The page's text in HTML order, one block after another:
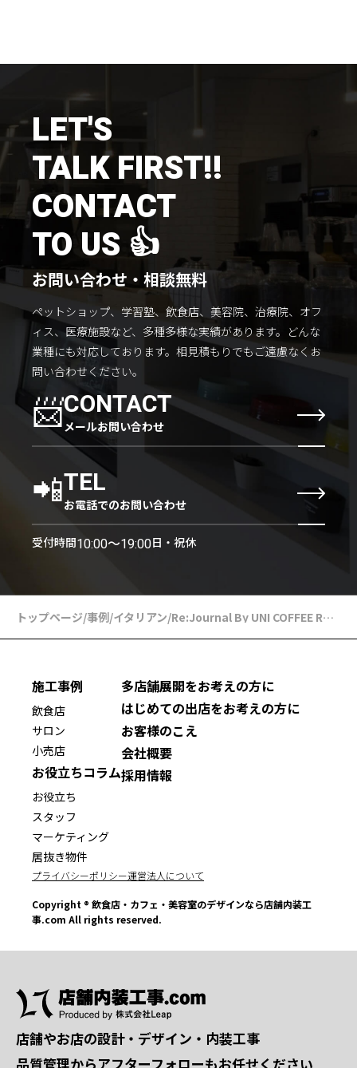
LET'S
TALK FIRST!!
CONTACT
TO US 👍
お問い合わせ・相談無料
ペットショップ、学習塾、飲食店、美容院、治療院、オフ
ィス、医療施設など、多種多様な実績があります。 どんな
業種にも対応しております。 相見積もりでもご遠慮なくお
問い合わせください。
📨CONTACT
メールお問い合わせ
📲TEL
お電話でのお問い合わせ
受付時間10:00〜19:00日・祝休
トップページ/事例/イタリアン/ Re:Journal By UNI COFFEE ROASTERY
施工事例
飲食店
サロン
小売店
お役立ちコラム
お役立ち
スタッフ
マーケティング
居抜き物件
多店舗展開をお考えの方に
はじめての出店をお考えの方に
お客様のこえ
会社概要
採用情報
プライバシーポリシー運営法人について
Copyright ® 飲食店・カフェ・美容室のデザインなら店舗内装工
事.com All rights reserved.
店舗やお店の設計・デザイン・内装工事
品質管理からアフターフォローもお任せください